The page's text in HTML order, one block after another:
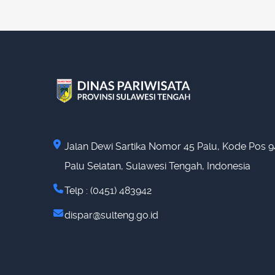
Jalan Dewi Sartika Nomor 45 Palu, Kode Pos
Palu Selatan, Sulawesi Tengah, Indonesia
Telp : (0451) 483942
dispar@sulteng.go.id